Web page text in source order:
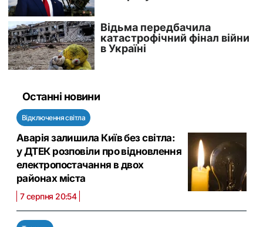
Останні новини
Відключення світла
Аварія залишила Київ без світла:
у ДТЕК розповіли про відновлення
електропостачання в двох
районах міста
7 серпня 20:54